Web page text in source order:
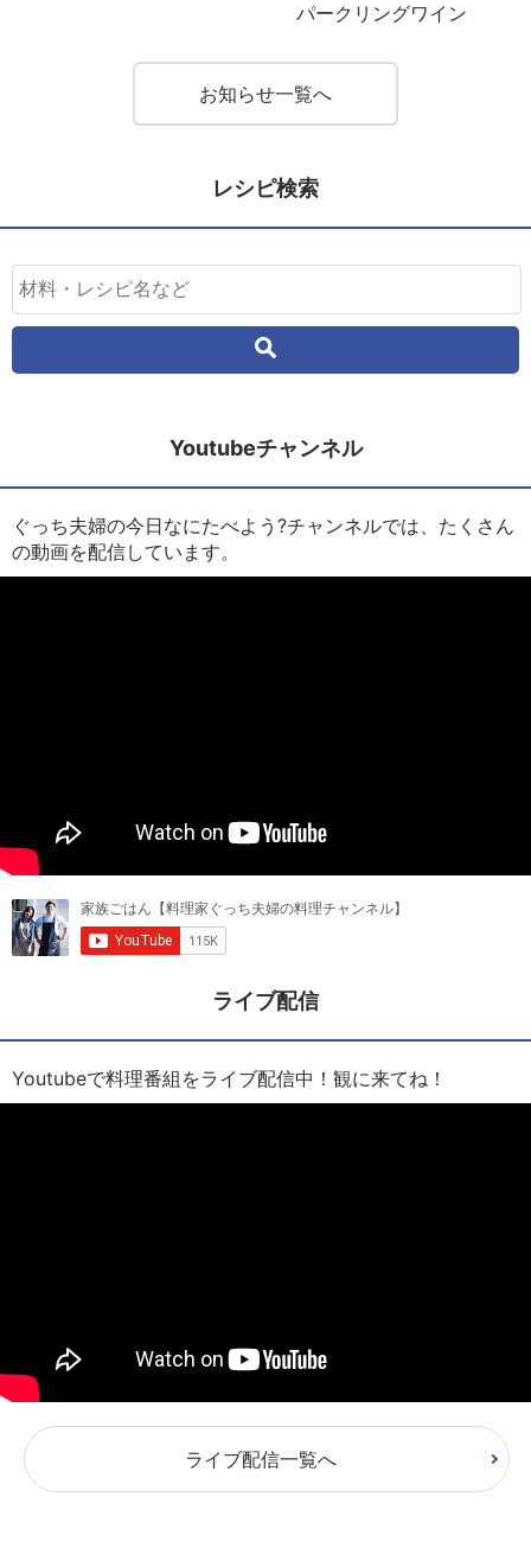
パークリングワイン
お知らせ一覧へ
レシピ検索
Youtubeチャンネル
ぐっち夫婦の今日なにたべよう?チャンネルでは、たくさん
の動画を配信しています。
ライブ配信
Youtubeで料理番組をライブ配信中！観に来てね！
ライブ配信一覧へ